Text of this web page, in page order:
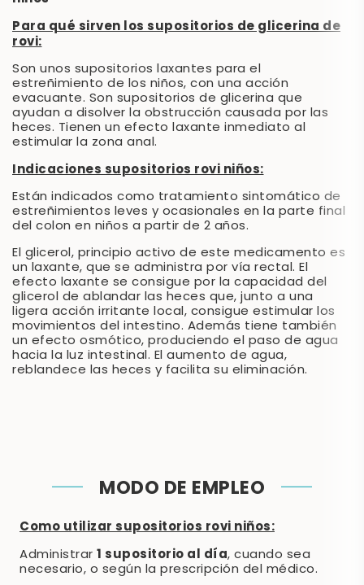
Para qué sirven los supositorios de glicerina de
rovi:
Son unos supositorios laxantes para el
estreñimiento de los niños, con una acción
evacuante. Son supositorios de glicerina que
ayudan a disolver la obstrucción causada por las
heces. Tienen un efecto laxante inmediato al
estimular la zona anal.
Indicaciones supositorios rovi niños:
Están indicados como tratamiento sintomático de
estreñimientos leves y ocasionales en la parte final
del colon en niños a partir de 2 años.
El glicerol, principio activo de este medicamento es
un laxante, que se administra por vía rectal. El
efecto laxante se consigue por la capacidad del
glicerol de ablandar las heces que, junto a una
ligera acción irritante local, consigue estimular los
movimientos del intestino. Además tiene también
un efecto osmótico, produciendo el paso de agua
hacia la luz intestinal. El aumento de agua,
reblandece las heces y facilita su eliminación.
MODO DE EMPLEO
Como utilizar supositorios rovi niños:
Administrar 1 supositorio al día, cuando sea
necesario, o según la prescripción del médico.